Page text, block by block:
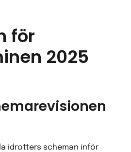
för
2025
idrotters scheman inför